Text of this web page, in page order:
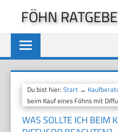
springen
FÖHN
Du bist hier:Start →
beim Kauf eines Föhns mit
WAS SOLLTE ICH BEIM